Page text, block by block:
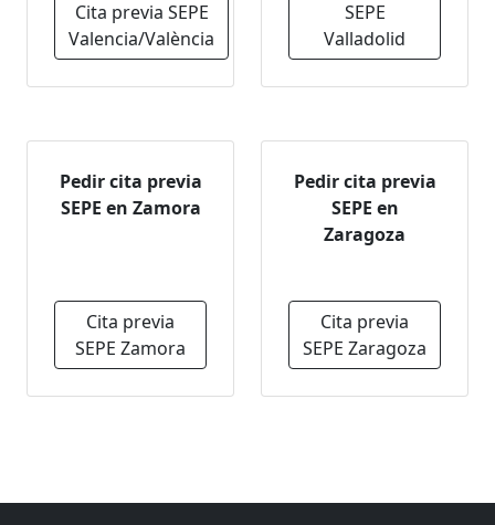
Cita previa SEPE
Valencia/València
SEPE
Valladolid
Pedir cita previa
SEPE en Zamora
Cita previa
SEPE Zamora
Pedir cita previa
SEPE en
Zaragoza
Cita previa
SEPE Zaragoza